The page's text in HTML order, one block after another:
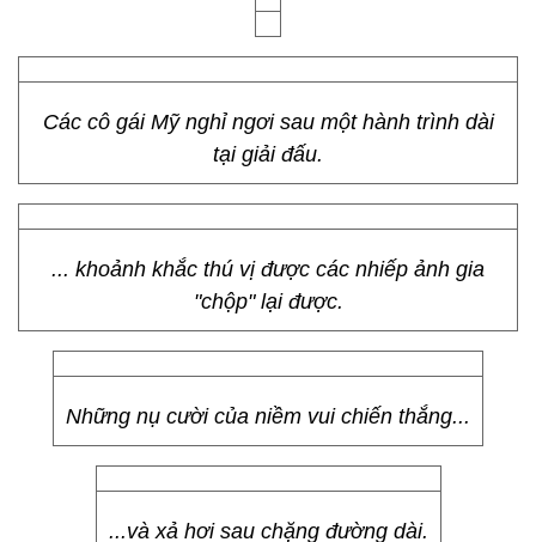
Các cô gái Mỹ nghỉ ngơi sau một hành trình dài
tại giải đấu.
... khoảnh khắc thú vị được các nhiếp ảnh gia
"chộp" lại được.
Những nụ cười của niềm vui chiến thắng...
...và xả hơi sau chặng đường dài.